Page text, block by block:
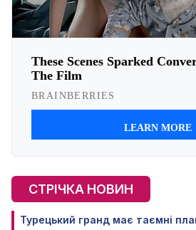
СТРІЧКА НОВИН
Турецький гранд має таємні